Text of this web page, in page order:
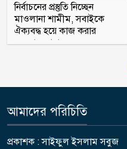
নির্বাচনের প্রস্তুতি নিচ্ছেন
মাওলানা শামীম, সবাইকে
ঐক্যবদ্ধ হয়ে কাজ করার
অহব্বান জানান
আমাদের পরিচিতি
প্রকাশক : সাইফুল ইসলাম সবুজ